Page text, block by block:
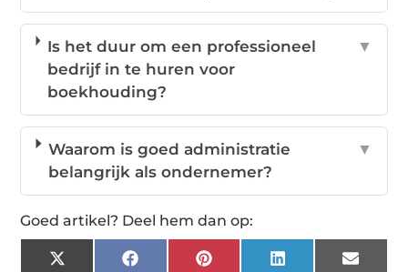
Is het duur om een professioneel
bedrijf in te huren voor
boekhouding?
▼
Waarom is goed administratie
belangrijk als ondernemer?
▼
Goed artikel? Deel hem dan op:
X
FacebookPinterestLinkedInEmail